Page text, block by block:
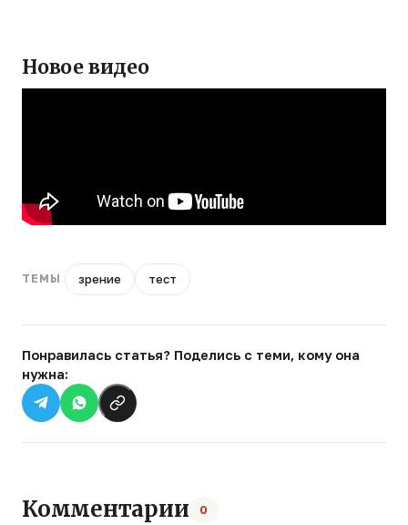
Новое видео
ТЕМЫ зрение тест
Понравилась статья? Поделись с теми, кому она
нужна:
Комментарии 0